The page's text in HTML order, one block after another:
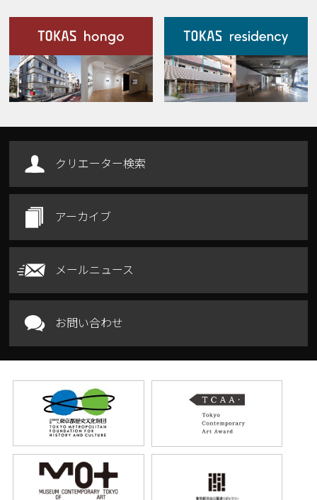
施設案内
Our Facilities
クリエーター検索
アーカイブ
メールニュース
お問い合わせ